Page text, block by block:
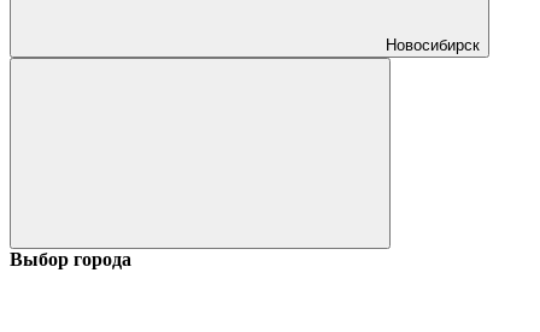
Новосибирск
Выбор города